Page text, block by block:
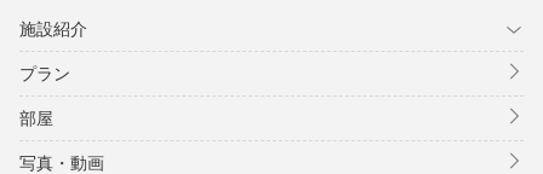
施設紹介
プラン
部屋
写真・動画